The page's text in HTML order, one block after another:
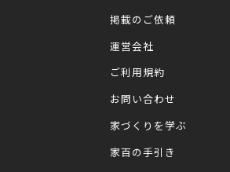
掲載のご依頼
運営会社
ご利用規約
お問い合わせ
家づくりを学ぶ
家百の手引き